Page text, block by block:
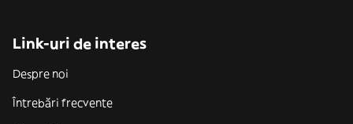
Link-uri de interes
Despre noi
Întrebări frecvente